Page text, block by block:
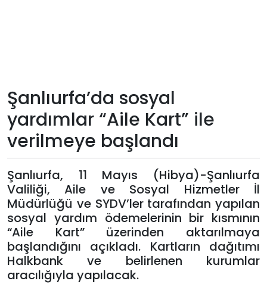
Künye
Giriş
Yap
Şanlıurfa’da sosyal
yardımlar “Aile Kart” ile
verilmeye başlandı
Şanlıurfa, 11 Mayıs (Hibya)-Şanlıurfa
Valiliği, Aile ve Sosyal Hizmetler İl
Müdürlüğü ve SYDV’ler tarafından yapılan
sosyal yardım ödemelerinin bir kısmının
“Aile Kart” üzerinden aktarılmaya
başlandığını açıkladı. Kartların dağıtımı
Halkbank ve belirlenen kurumlar
aracılığıyla yapılacak.